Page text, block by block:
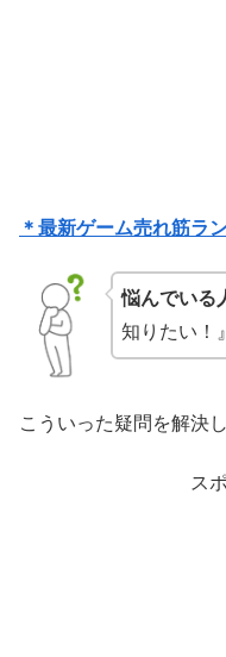
＊最新ゲーム売れ筋ラ
悩んでいる
知りたい！』
こういった疑問を解決し
ス